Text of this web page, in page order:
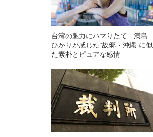
台湾の魅力にハマりたて…満島
ひかりが感じた“故郷・沖縄”に似
た素朴とピュアな感情